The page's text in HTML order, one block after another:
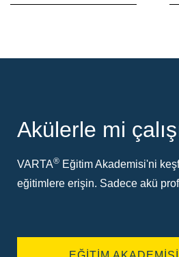
Akülerle mi
VARTA® Eğitim Akademisi'ni
eğitimlere erişin. Sadece akü